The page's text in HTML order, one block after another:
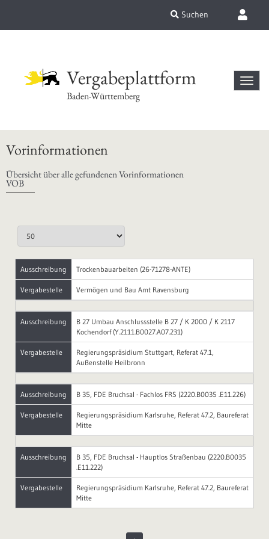
Suchen
Vergabeplattform
Baden-Württemberg
Vorinformationen
Übersicht über alle gefundenen Vorinformationen
VOB
Ausschreibung Trockenbauarbeiten (26-71278-ANTE)
Vergabestelle Vermögen und Bau Amt Ravensburg
Ausschreibung
B 27 Umbau Anschlussstelle B 27 / K 2000 / K 2117
Kochendorf (Y.2111.B0027.A07.231)
Vergabestelle
Regierungspräsidium Stuttgart, Referat 47.1,
Außenstelle Heilbronn
Ausschreibung B 35, FDE Bruchsal - Fachlos FRS (2220.B0035 .E11.226)
Vergabestelle
Regierungspräsidium Karlsruhe, Referat 47.2, Baureferat
Mitte
Ausschreibung
B 35, FDE Bruchsal - Hauptlos Straßenbau (2220.B0035
.E11.222)
Vergabestelle
Regierungspräsidium Karlsruhe, Referat 47.2, Baureferat
Mitte